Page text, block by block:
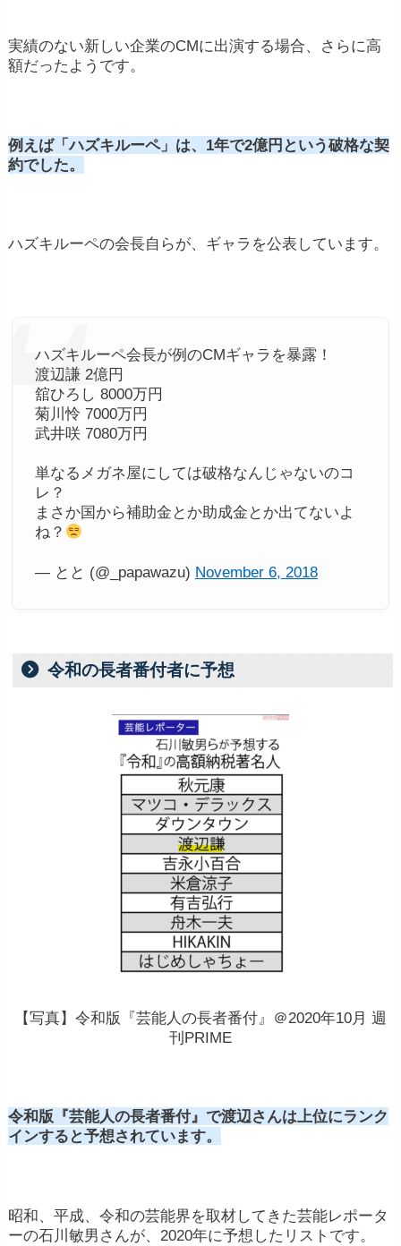
実績のない新しい企業のCMに出演する場合、さらに高
額だったようです。
例えば「ハズキルーペ」は、1年で2億円という破格な契
約でした。
ハズキルーペの会長自らが、ギャラを公表しています。
ハズキルーペ会長が例のCMギャラを暴露！
渡辺謙 2億円
舘ひろし 8000万円
菊川怜 7000万円
武井咲 7080万円
単なるメガネ屋にしては破格なんじゃないのコ
レ？
まさか国から補助金とか助成金とか出てないよ
ね？
— とと (@_papawazu) November 6, 2018
令和の長者番付者に予想
【写真】令和版『芸能人の長者番付』＠2020年10月 週
刊PRIME
令和版『芸能人の長者番付』で渡辺さんは上位にランク
インすると予想されています。
昭和、平成、令和の芸能界を取材してきた芸能レポータ
ーの石川敏男さんが、2020年に予想したリストです。